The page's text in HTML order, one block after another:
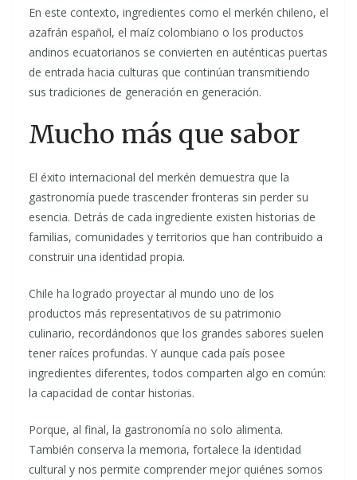
En este contexto, ingredientes como el merkén chileno, el
azafrán español, el maíz colombiano o los productos
andinos ecuatorianos se convierten en auténticas puertas
de entrada hacia culturas que continúan transmitiendo
sus tradiciones de generación en generación.
Mucho más que sabor
El éxito internacional del merkén demuestra que la
gastronomía puede trascender fronteras sin perder su
esencia. Detrás de cada ingrediente existen historias de
familias, comunidades y territorios que han contribuido a
construir una identidad propia.
Chile ha logrado proyectar al mundo uno de los
productos más representativos de su patrimonio
culinario, recordándonos que los grandes sabores suelen
tener raíces profundas. Y aunque cada país posee
ingredientes diferentes, todos comparten algo en común:
la capacidad de contar historias.
Porque, al final, la gastronomía no solo alimenta.
También conserva la memoria, fortalece la identidad
cultural y nos permite comprender mejor quiénes somos